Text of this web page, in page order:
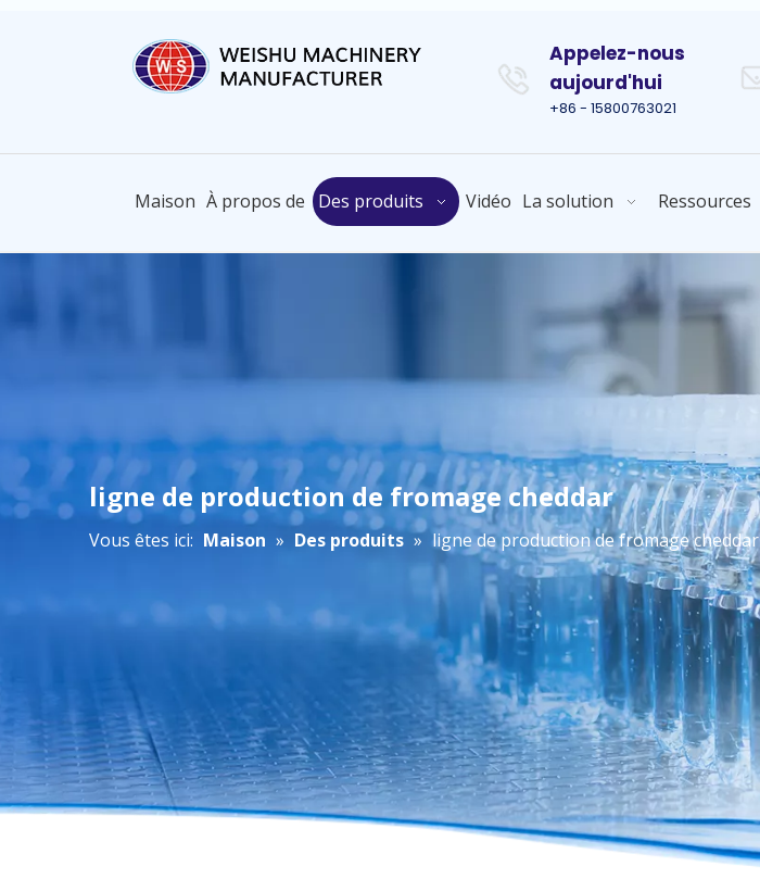
Appelez-nous
aujourd'hui
+86 - 15800763021
Maison À propos de Des produits Vidéo La solution Ressources
ligne de production de fromage cheddar
Vous êtes ici: Maison » Des produits » ligne de production de fromage cheddar